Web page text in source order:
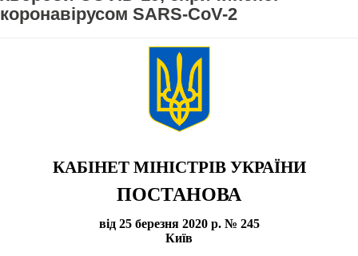
коронавірусом SARS-CoV-2
КАБІНЕТ МІНІСТРІВ УКРАЇНИ
ПОСТАНОВА
від 25 березня 2020 р. № 245
Київ